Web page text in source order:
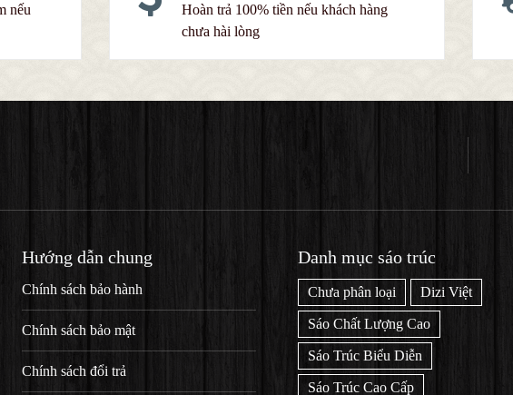
nếu
Hoàn trả 100% tiền nếu khách hàng
chưa hài lòng
Hướng dẫn chung
Chính sách bảo hành
Chính sách bảo mật
Chính sách đổi trả
Danh mục sáo trúc
Chưa phân loại Dizi Việt
Sáo Chất Lượng Cao
Sáo Trúc Biểu Diễn
Sáo Trúc Cao Cấp